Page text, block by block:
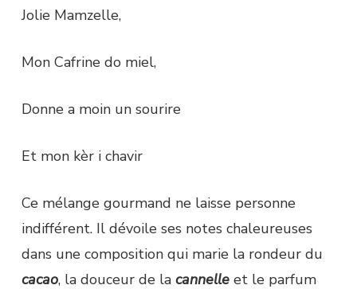
Jolie Mamzelle,
Mon Cafrine do miel,
Donne a moin un sourire
Et mon kèr i chavir
Ce mélange gourmand ne laisse personne
indifférent. Il dévoile ses notes chaleureuses
dans une composition qui marie la rondeur du
cacao, la douceur de la cannelle et le parfum